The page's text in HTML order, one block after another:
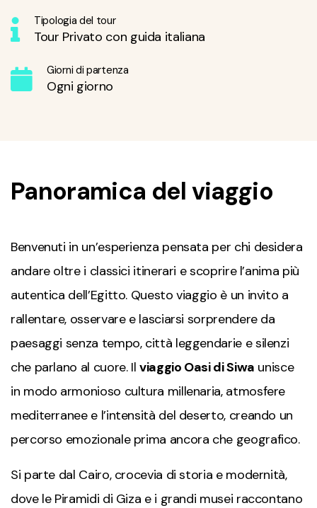
Tipologia del tour
Tour Privato con guida italiana
Giorni di partenza
Ogni giorno
Panoramica del viaggio
Benvenuti in un’esperienza pensata per chi desidera
andare oltre i classici itinerari e scoprire l’anima più
autentica dell’Egitto. Questo viaggio è un invito a
rallentare, osservare e lasciarsi sorprendere da
paesaggi senza tempo, città leggendarie e silenzi
che parlano al cuore. Il viaggio Oasi di Siwa unisce
in modo armonioso cultura millenaria, atmosfere
mediterranee e l’intensità del deserto, creando un
percorso emozionale prima ancora che geografico.
Si parte dal Cairo, crocevia di storia e modernità,
dove le Piramidi di Giza e i grandi musei raccontano